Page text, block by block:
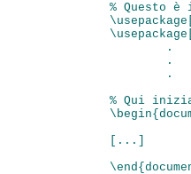
% Questo è
                .
                .
                .
% Qui
        [...]